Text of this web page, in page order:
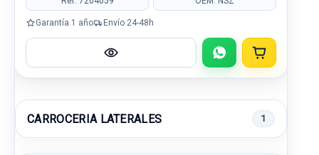
Garantía 1 año Envío 24-48h
CARROCERIA LATERALES 1